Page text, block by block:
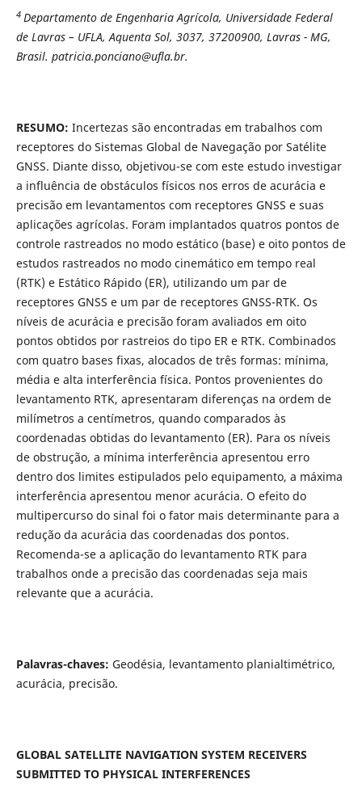
4 Departamento de Engenharia Agrícola, Universidade Federal
de Lavras – UFLA, Aquenta Sol, 3037, 37200900, Lavras - MG,
Brasil. patricia.ponciano@ufla.br.
RESUMO: Incertezas são encontradas em trabalhos com
receptores do Sistemas Global de Navegação por Satélite
GNSS. Diante disso, objetivou-se com este estudo investigar
a influência de obstáculos físicos nos erros de acurácia e
precisão em levantamentos com receptores GNSS e suas
aplicações agrícolas. Foram implantados quatros pontos de
controle rastreados no modo estático (base) e oito pontos de
estudos rastreados no modo cinemático em tempo real
(RTK) e Estático Rápido (ER), utilizando um par de
receptores GNSS e um par de receptores GNSS-RTK. Os
níveis de acurácia e precisão foram avaliados em oito
pontos obtidos por rastreios do tipo ER e RTK. Combinados
com quatro bases fixas, alocados de três formas: mínima,
média e alta interferência física. Pontos provenientes do
levantamento RTK, apresentaram diferenças na ordem de
milímetros a centímetros, quando comparados às
coordenadas obtidas do levantamento (ER). Para os níveis
de obstrução, a mínima interferência apresentou erro
dentro dos limites estipulados pelo equipamento, a máxima
interferência apresentou menor acurácia. O efeito do
multipercurso do sinal foi o fator mais determinante para a
redução da acurácia das coordenadas dos pontos.
Recomenda-se a aplicação do levantamento RTK para
trabalhos onde a precisão das coordenadas seja mais
relevante que a acurácia.
Palavras-chaves: Geodésia, levantamento planialtimétrico,
acurácia, precisão.
GLOBAL SATELLITE NAVIGATION SYSTEM RECEIVERS
SUBMITTED TO PHYSICAL INTERFERENCES